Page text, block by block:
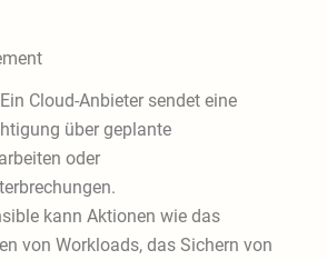
Cloud-Anbieter sendet eine
über geplante
oder
kann Aktionen wie das
von Workloads, das Sichern von